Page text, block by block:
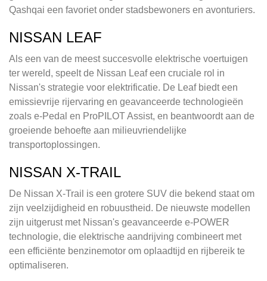
Qashqai een favoriet onder stadsbewoners en avonturiers.
NISSAN LEAF
Als een van de meest succesvolle elektrische voertuigen
ter wereld, speelt de Nissan Leaf een cruciale rol in
Nissan's strategie voor elektrificatie. De Leaf biedt een
emissievrije rijervaring en geavanceerde technologieën
zoals e-Pedal en ProPILOT Assist, en beantwoordt aan de
groeiende behoefte aan milieuvriendelijke
transportoplossingen.
NISSAN X-TRAIL
De Nissan X-Trail is een grotere SUV die bekend staat om
zijn veelzijdigheid en robuustheid. De nieuwste modellen
zijn uitgerust met Nissan's geavanceerde e-POWER
technologie, die elektrische aandrijving combineert met
een efficiënte benzinemotor om oplaadtijd en rijbereik te
optimaliseren.